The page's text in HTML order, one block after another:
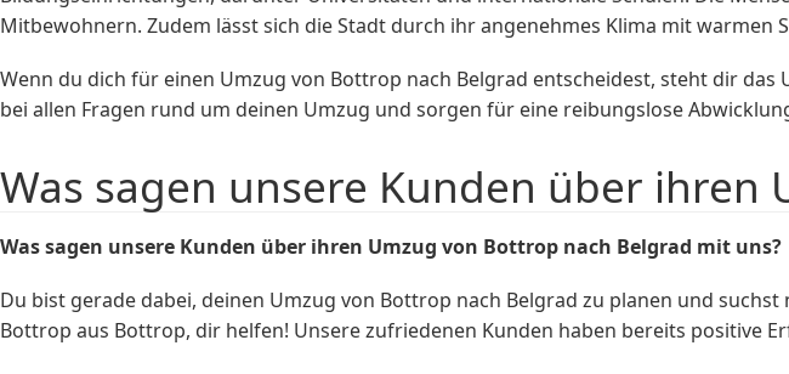
Mitbewohnern. Zudem lässt sich die Stadt durch ihr angenehmes Klima mit warmen
Wenn du dich für einen Umzug von Bottrop nach Belgrad entscheidest, steht dir
bei allen Fragen rund um deinen Umzug und sorgen für eine reibungslose
Was sagen unsere Kunden über ihren
Was sagen unsere Kunden über ihren Umzug von Bottrop nach Belgrad mit uns?
Du bist gerade dabei, deinen Umzug von Bottrop nach Belgrad zu planen und
Bottrop aus Bottrop, dir helfen! Unsere zufriedenen Kunden haben bereits positive